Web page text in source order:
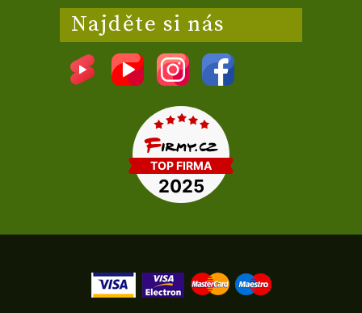
Najděte si nás